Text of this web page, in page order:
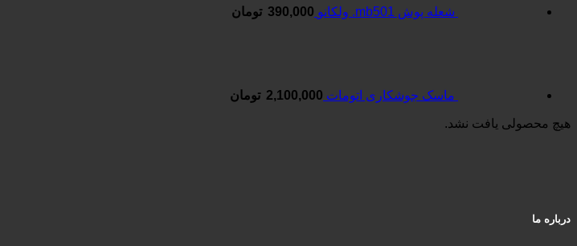
شعله پوش mb501. ولکانو 390,000 تومان
ماسک جوشکاری اتومات 2,100,000 تومان
هیچ محصولی یافت نشد.
درباره ما